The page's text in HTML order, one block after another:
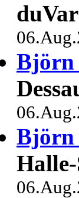
Björn
Björn